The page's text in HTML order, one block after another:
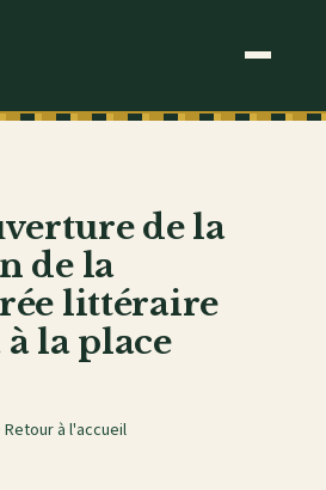
de la
de la
littéraire
la place
Retour à l'accueil